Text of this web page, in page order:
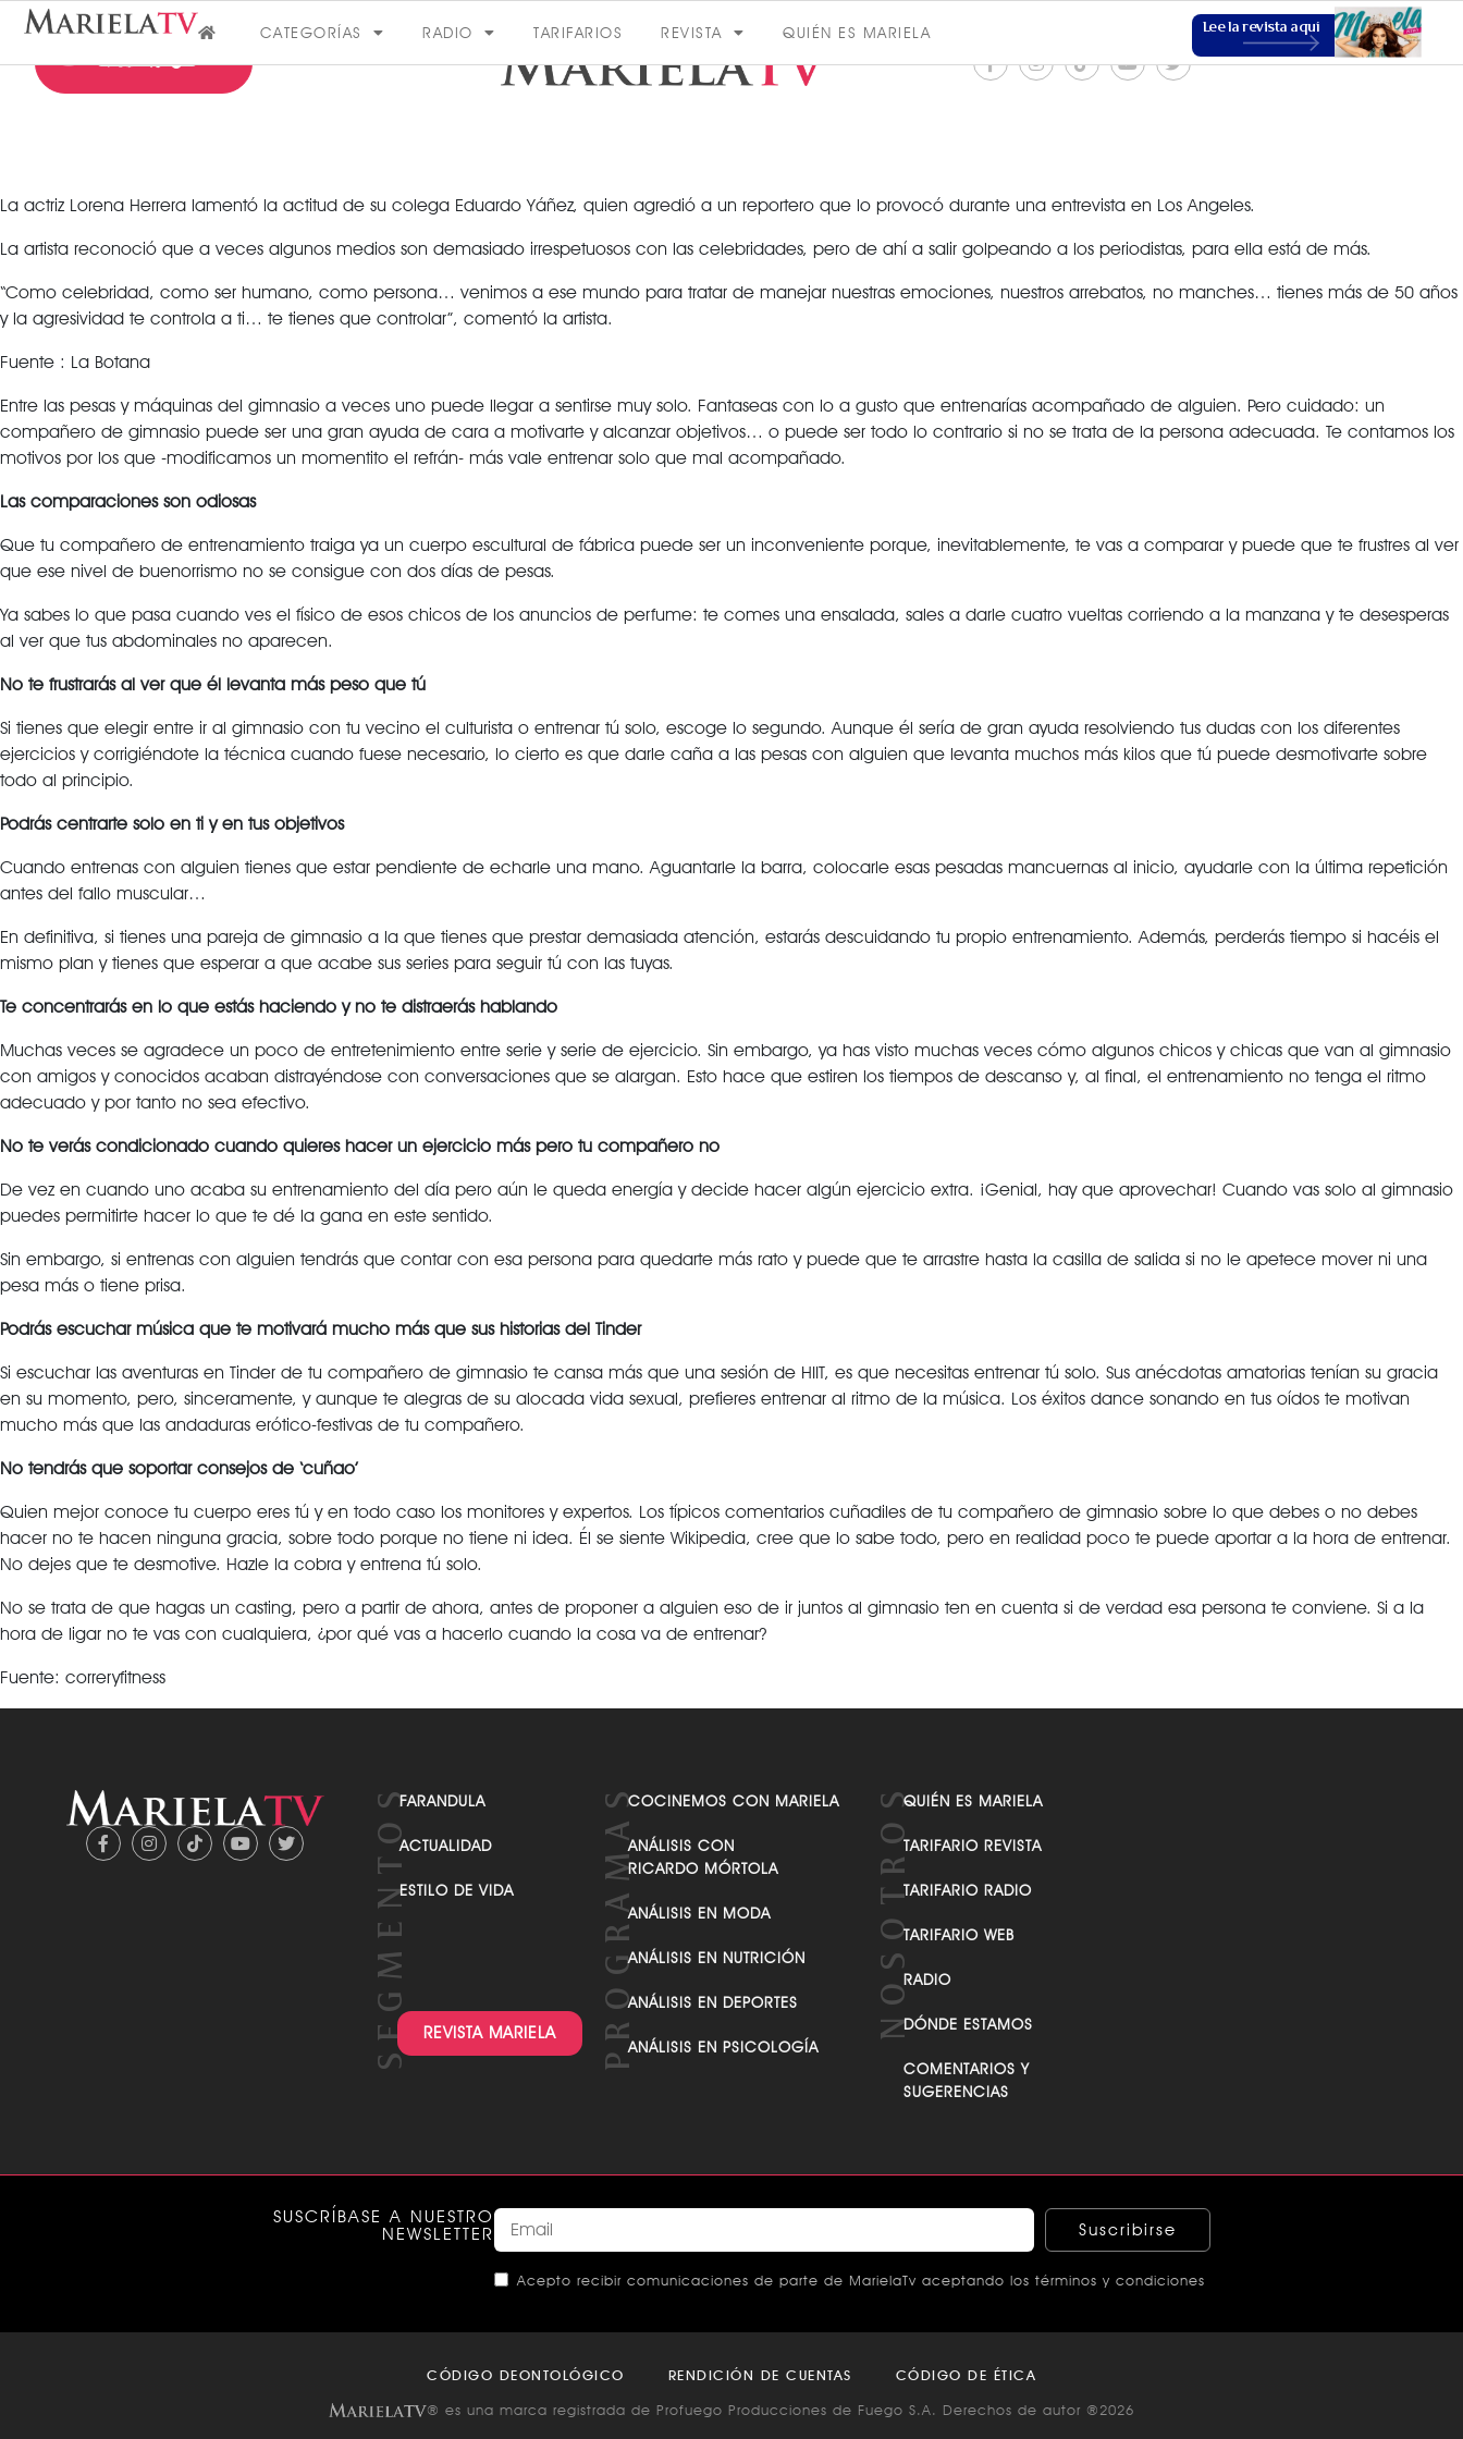
CATEGORÍAS RADIO TARIFARIOS REVISTA QUIÉN ES MARIELA Lee la revista aquí
FARÁNDULA ESTILO DE VIDA
La actriz Lorena Herrera lamentó la actitud de su colega Eduardo Yáñez, quien agredió a un reportero que lo provocó durante una entrevista en Los Angeles.
La artista reconoció que a veces algunos medios son demasiado irrespetuosos con las celebridades, pero de ahí a salir golpeando a los periodistas, para ella está de más.
“Como celebridad, como ser humano, como persona… venimos a ese mundo para tratar de manejar nuestras emociones, nuestros arrebatos, no manches… tienes más de 50 años
y la agresividad te controla a ti… te tienes que controlar”, comentó la artista.
Fuente : La Botana
Entre las pesas y máquinas del gimnasio a veces uno puede llegar a sentirse muy solo. Fantaseas con lo a gusto que entrenarías acompañado de alguien. Pero cuidado: un
compañero de gimnasio puede ser una gran ayuda de cara a motivarte y alcanzar objetivos… o puede ser todo lo contrario si no se trata de la persona adecuada. Te contamos los
motivos por los que -modificamos un momentito el refrán- más vale entrenar solo que mal acompañado.
Las comparaciones son odiosas
Que tu compañero de entrenamiento traiga ya un cuerpo escultural de fábrica puede ser un inconveniente porque, inevitablemente, te vas a comparar y puede que te frustres al ver
que ese nivel de buenorrismo no se consigue con dos días de pesas.
Ya sabes lo que pasa cuando ves el físico de esos chicos de los anuncios de perfume: te comes una ensalada, sales a darle cuatro vueltas corriendo a la manzana y te desesperas
al ver que tus abdominales no aparecen.
No te frustrarás al ver que él levanta más peso que tú
Si tienes que elegir entre ir al gimnasio con tu vecino el culturista o entrenar tú solo, escoge lo segundo. Aunque él sería de gran ayuda resolviendo tus dudas con los diferentes
ejercicios y corrigiéndote la técnica cuando fuese necesario, lo cierto es que darle caña a las pesas con alguien que levanta muchos más kilos que tú puede desmotivarte sobre
todo al principio.
Podrás centrarte solo en ti y en tus objetivos
Cuando entrenas con alguien tienes que estar pendiente de echarle una mano. Aguantarle la barra, colocarle esas pesadas mancuernas al inicio, ayudarle con la última repetición
antes del fallo muscular…
En definitiva, si tienes una pareja de gimnasio a la que tienes que prestar demasiada atención, estarás descuidando tu propio entrenamiento. Además, perderás tiempo si hacéis el
mismo plan y tienes que esperar a que acabe sus series para seguir tú con las tuyas.
Te concentrarás en lo que estás haciendo y no te distraerás hablando
Muchas veces se agradece un poco de entretenimiento entre serie y serie de ejercicio. Sin embargo, ya has visto muchas veces cómo algunos chicos y chicas que van al gimnasio
con amigos y conocidos acaban distrayéndose con conversaciones que se alargan. Esto hace que estiren los tiempos de descanso y, al final, el entrenamiento no tenga el ritmo
adecuado y por tanto no sea efectivo.
No te verás condicionado cuando quieres hacer un ejercicio más pero tu compañero no
De vez en cuando uno acaba su entrenamiento del día pero aún le queda energía y decide hacer algún ejercicio extra. ¡Genial, hay que aprovechar! Cuando vas solo al gimnasio
puedes permitirte hacer lo que te dé la gana en este sentido.
Sin embargo, si entrenas con alguien tendrás que contar con esa persona para quedarte más rato y puede que te arrastre hasta la casilla de salida si no le apetece mover ni una
pesa más o tiene prisa.
Podrás escuchar música que te motivará mucho más que sus historias del Tinder
Si escuchar las aventuras en Tinder de tu compañero de gimnasio te cansa más que una sesión de HIIT, es que necesitas entrenar tú solo. Sus anécdotas amatorias tenían su gracia
en su momento, pero, sinceramente, y aunque te alegras de su alocada vida sexual, prefieres entrenar al ritmo de la música. Los éxitos dance sonando en tus oídos te motivan
mucho más que las andaduras erótico-festivas de tu compañero.
No tendrás que soportar consejos de ‘cuñao’
Quien mejor conoce tu cuerpo eres tú y en todo caso los monitores y expertos. Los típicos comentarios cuñadiles de tu compañero de gimnasio sobre lo que debes o no debes
hacer no te hacen ninguna gracia, sobre todo porque no tiene ni idea. Él se siente Wikipedia, cree que lo sabe todo, pero en realidad poco te puede aportar a la hora de entrenar.
No dejes que te desmotive. Hazle la cobra y entrena tú solo.
No se trata de que hagas un casting, pero a partir de ahora, antes de proponer a alguien eso de ir juntos al gimnasio ten en cuenta si de verdad esa persona te conviene. Si a la
hora de ligar no te vas con cualquiera, ¿por qué vas a hacerlo cuando la cosa va de entrenar?
Fuente: correryfitness
FARANDULA
ACTUALIDAD
ESTILO DE VIDA
REVISTA MARIELA
COCINEMOS CON MARIELA
ANÁLISIS CON
RICARDO MÓRTOLA
ANÁLISIS EN MODA
ANÁLISIS EN NUTRICIÓN
ANÁLISIS EN DEPORTES
ANÁLISIS EN PSICOLOGÍA
QUIÉN ES MARIELA
TARIFARIO REVISTA
TARIFARIO RADIO
TARIFARIO WEB
RADIO
DÓNDE ESTAMOS
COMENTARIOS Y
SUGERENCIAS
SUSCRÍBASE A NUESTRO
NEWSLETTER
Suscribirse
Acepto recibir comunicaciones de parte de MarielaTv aceptando los términos y condiciones
This
should
be left
CÓDIGO DEONTOLÓGICO RENDICIÓN DE CUENTAS
CÓDIGO DE ÉTICA
® es una marca registrada de Profuego Producciones de Fuego S.A. Derechos de autor ®2026